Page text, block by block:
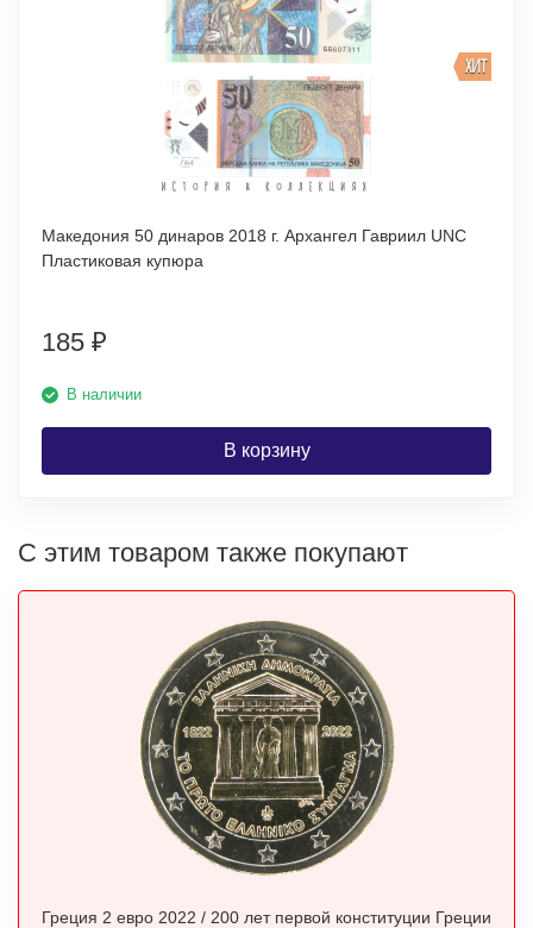
ХИТ
Македония 50 динаров 2018 г. Архангел Гавриил UNC
Пластиковая купюра
185 ₽
В наличии
В корзину
С этим товаром также покупают
Греция 2 евро 2022 / 200 лет первой конституции Греции